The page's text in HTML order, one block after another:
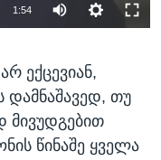
1:54
ექცევიან,
დამნაშავედ, თუ
მივუდგებით
წინაშე ყველა